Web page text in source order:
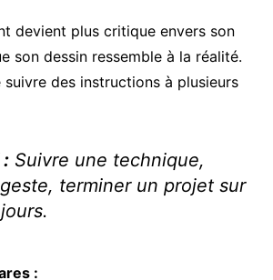
devient plus critique envers son
son dessin ressemble à la réalité.
des instructions à plusieurs
:Suivre une technique,
terminer un projet sur
: